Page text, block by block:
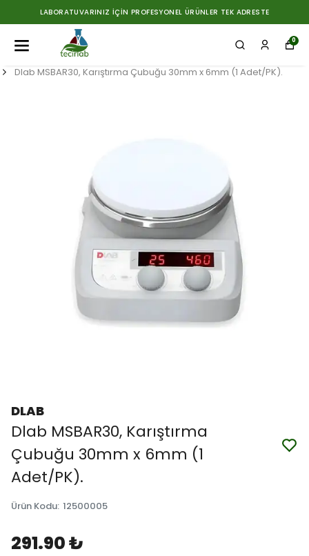
LABORATUVARINIZ İÇIN PROFESYONEL ÜRÜNLER TEK ADRESTE
0
Dlab MSBAR30, Karıştırma Çubuğu 30mm x 6mm (1 Adet/PK).
DLAB
Dlab MSBAR30, Karıştırma
Çubuğu 30mm x 6mm (1
Adet/PK).
Ürün Kodu: 12500005
291.90 ₺